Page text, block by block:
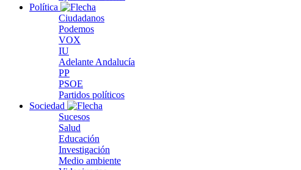
Política
Ciudadanos
Podemos
VOX
IU
Adelante Andalucía
PP
PSOE
Partidos políticos
Sociedad
Sucesos
Salud
Educación
Investigación
Medio ambiente